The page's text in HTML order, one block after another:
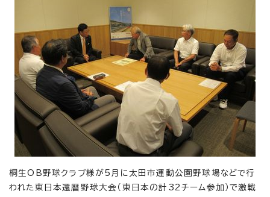
桐生OB野球クラブ様が5月に太田市運動公園野球場などで行
われた東日本還暦野球大会（東日本の計32チーム参加）で激戦